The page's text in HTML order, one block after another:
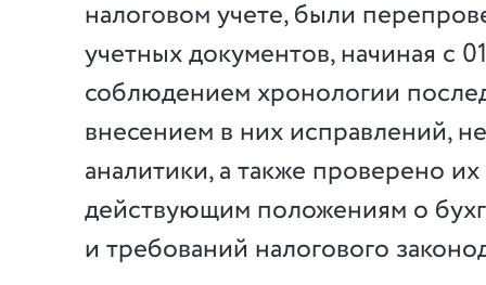
налоговом учете, были
учетных документов, начиная с
соблюдением хронологии
внесением в них исправлений,
аналитики, а также проверено
действующим положениям о
и требований налогового